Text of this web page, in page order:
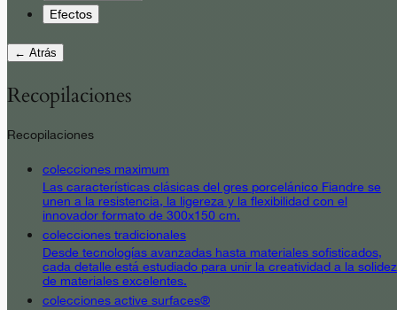
Efectos
← Atrás
Recopilaciones
Recopilaciones
colecciones maximum
Las características clásicas del gres porcelánico Fiandre se
unen a la resistencia, la ligereza y la flexibilidad con el
innovador formato de 300x150 cm.
colecciones tradicionales
Desde tecnologías avanzadas hasta materiales sofisticados,
cada detalle está estudiado para unir la creatividad a la solidez
de materiales excelentes.
colecciones active surfaces®